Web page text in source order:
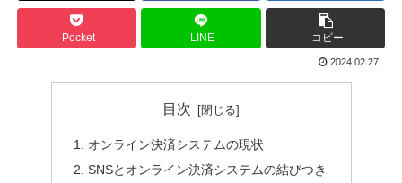
Pocket LINE コピー
2024.02.27
目次
オンライン決済システムの現状
SNSとオンライン決済システムの結びつき